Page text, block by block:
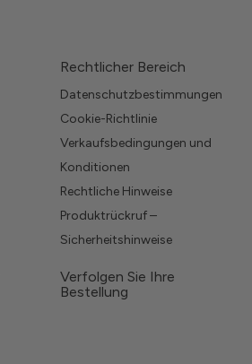
Rechtlicher Bereich
Datenschutzbestimmungen
Cookie-Richtlinie
Verkaufsbedingungen und
Konditionen
Rechtliche Hinweise
Produktrückruf –
Sicherheitshinweise
Verfolgen Sie Ihre
Bestellung